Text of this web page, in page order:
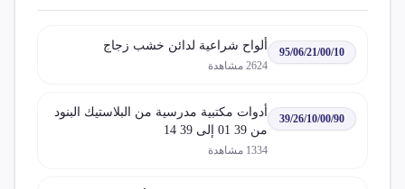
95/06/21/00/10 ألواح شراعية لدائن خشب زجاج
2624 مشاهدة
39/26/10/00/90
أدوات مكتبية مدرسية من البلاستيك البنود
من 39 01 إلى 39 14
1334 مشاهدة